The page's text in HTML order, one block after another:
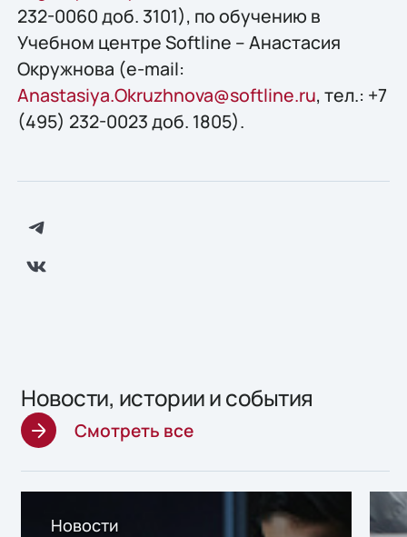
232-0060 доб. 3101), по обучению в
Учебном центре Softline – Анастасия
Окружнова (e-mail:
Anastasiya.Okruzhnova@softline.ru, тел.: +7
(495) 232-0023 доб. 1805).
Новости, истории и события
Смотреть все
Новости